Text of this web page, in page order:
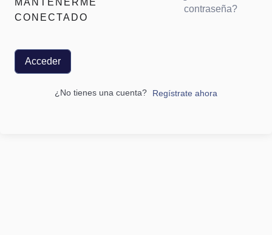
MANTENERME
CONECTADO
contraseña?
Acceder
¿No tienes una cuenta? Regístrate ahora